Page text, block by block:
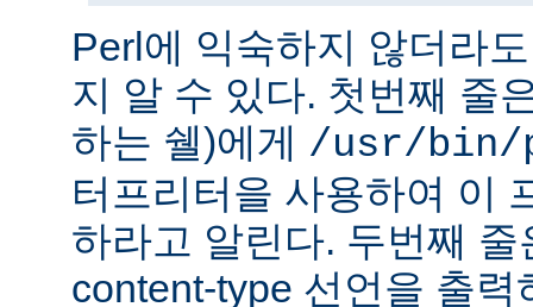
Perl에 익숙하지 않더라
지 알 수 있다. 첫번째 줄
하는 쉘)에게 /usr/bin/
터프리터을 사용하여 이
하라고 알린다. 두번째 줄
content-type 선언을 출